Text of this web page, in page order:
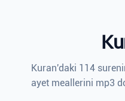
Kuran'daki 114
ayet meallerini mp3